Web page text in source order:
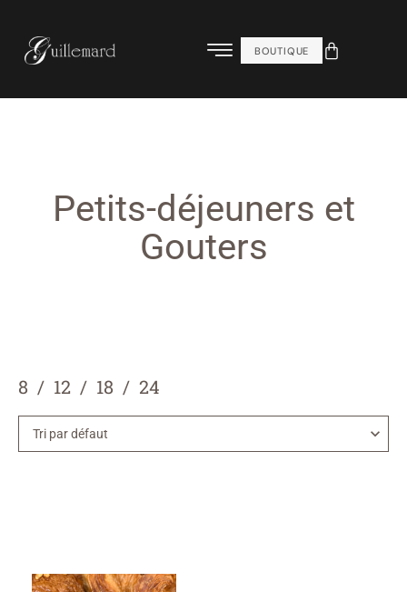
BOUTIQUE
Petits-déjeuners et
Gouters
8 12 18 24